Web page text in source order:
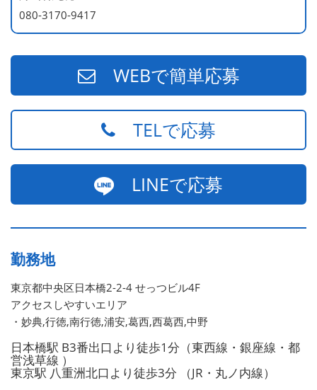
080-3170-9417
WEBで簡単応募
TELで応募
LINEで応募
勤務地
東京都中央区日本橋2-2-4 せっつビル4F
アクセスしやすいエリア
・妙典,行徳,南行徳,浦安,葛西,西葛西,中野
日本橋駅 B3番出口より徒歩1分（東西線・銀座線・都
営浅草線 ）
東京駅 八重洲北口より徒歩3分 （JR・丸ノ内線）